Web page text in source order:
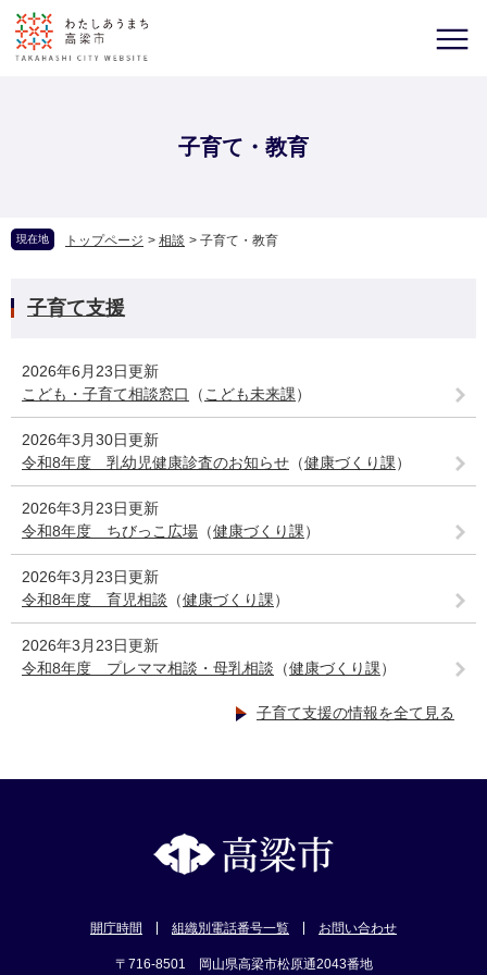
子育て・教育
現在地 トップページ > 相談 > 子育て・教育
子育て支援
2026年6月23日更新
こども・子育て相談窓口
（ こども未来課）
2026年3月30日更新
令和8年度 乳幼児健康診査のお知らせ （健康づくり課）
2026年3月23日更新
令和8年度 ちびっこ広場 （健康づくり課）
2026年3月23日更新
令和8年度 育児相談 （健康づくり課）
2026年3月23日更新
令和8年度 プレママ相談・母乳相談 （健康づくり課）
子育て支援の情報を全て見る
開庁時間 組織別電話番号一覧 お問い合わせ
〒716-8501 岡山県高梁市松原通2043番地